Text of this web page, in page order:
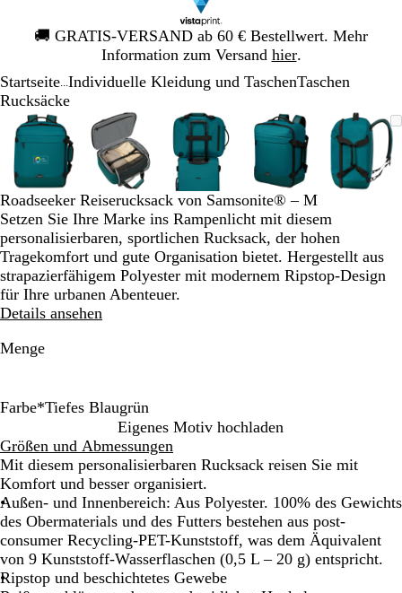
🚚 GRATIS-VERSAND ab 60 € Bestellwert. Mehr
Information zum Versand hier.
Galeriebild
1
Startseite Individuelle Kleidung und TaschenTaschen
Rucksäcke
Vergrößer-/verkleinerbares
Bild
Zoom
auf
Minimum
Klicken
zum
Vergrößern
Verwenden
Sie
die
Tasten
+
und
-
zum
Zoomen
und
die
Pfeiltasten
zum
Vergrößer-/verkleinerbares
Bild
Zoom
auf
Minimum
Klicken
zum
Vergrößern
Verwenden
Sie
die
Tasten
+
und
zum
Zoomen
und
Vergrößer-/verkleinerbares
Bild
Zoom
auf
Minimum
Klicken
zum
Vergrößern
Verwenden
Sie
die
Tasten
+
und
-
zum
Zoomen
Vergrößer-/
Bild
Zoom
auf
Minimum
Klicken
zum
Vergrößern
Verwenden
Sie
Tasten
+
und
-
zum
Zoomen
und
Bild
Zoom
auf
zum
Sie
die
Tasten
+
zum
und
Galeriebild
von
Roadseeker Reiserucksack von Samsonite® – M
Setzen Sie Ihre Marke ins Rampenlicht mit diesem
personalisierbaren, sportlichen Rucksack, der hohen
Tragekomfort und gute Organisation bietet. Hergestellt aus
strapazierfähigem Polyester mit modernem Ripstop-Design
für Ihre urbanen Abenteuer.
Details ansehen
Menge
Farbe*Tiefes Blaugrün
i
e
f
s
c
h
w
a
u
n
k
e
l
o
l
i
i
e
f
e
s
B
l
a
Eigenes Motiv hochladen
Größen und Abmessungen
Mit diesem personalisierbaren Rucksack reisen Sie mit
Komfort und besser organisiert.
Außen- und Innenbereich: Aus Polyester. 100% des Gewichts
des Obermaterials und des Futters bestehen aus post-
consumer Recycling-PET-Kunststoff, was dem Äquivalent
von 9 Kunststoff-Wasserflaschen (0,5 L – 20 g) entspricht.
Ripstop und beschichtetes Gewebe